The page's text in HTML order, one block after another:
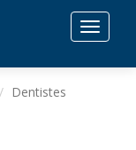
Toggle
Dentistes